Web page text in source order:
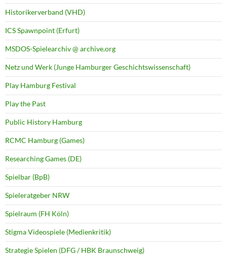
Historikerverband (VHD)
ICS Spawnpoint (Erfurt)
MSDOS-Spielearchiv @ archive.org
Netz und Werk (Junge Hamburger Geschichtswissenschaft)
Play Hamburg Festival
Play the Past
Public History Hamburg
RCMC Hamburg (Games)
Researching Games (DE)
Spielbar (BpB)
Spieleratgeber NRW
Spielraum (FH Köln)
Stigma Videospiele (Medienkritik)
Strategie Spielen (DFG / HBK Braunschweig)